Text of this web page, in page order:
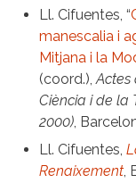
Ll. Cifuentes, “
manescalia i
Mitjana i la
(coord.),Actes
Ciència i de la
2000),
Ll. Cifuentes,
Renaixement,